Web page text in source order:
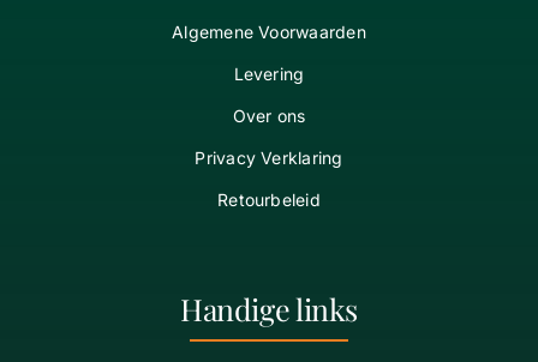
Algemene Voorwaarden
Levering
Over ons
Privacy Verklaring
Retourbeleid
Handige links